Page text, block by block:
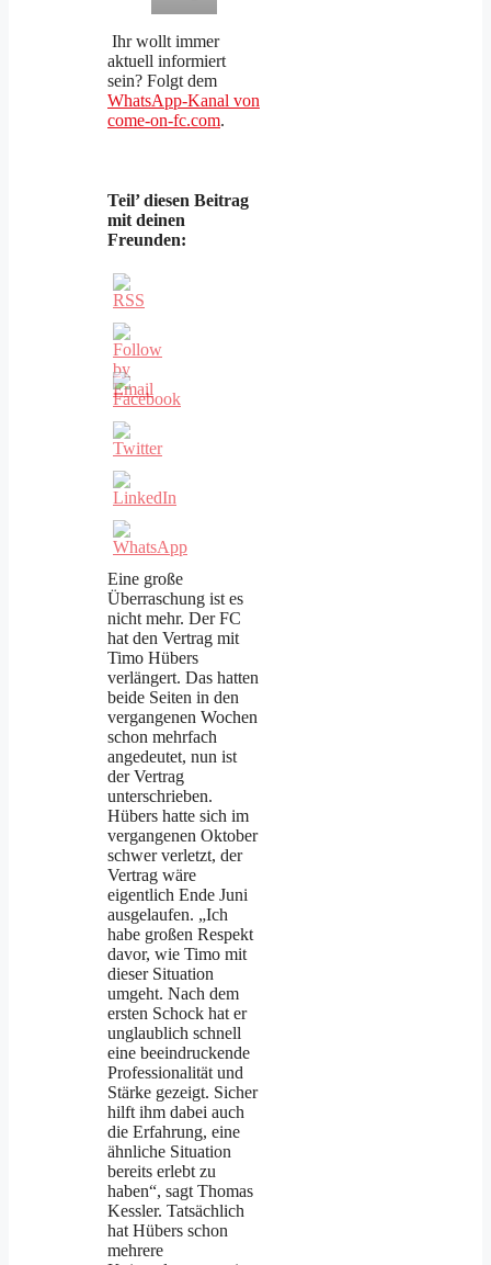
Ihr wollt immer
aktuell informiert
sein? Folgt dem
WhatsApp-Kanal von
come-on-fc.com.
Teil’ diesen Beitrag
mit deinen
Freunden:
Eine große
Überraschung ist es
nicht mehr. Der FC
hat den Vertrag mit
Timo Hübers
verlängert. Das hatten
beide Seiten in den
vergangenen Wochen
schon mehrfach
angedeutet, nun ist
der Vertrag
unterschrieben.
Hübers hatte sich im
vergangenen Oktober
schwer verletzt, der
Vertrag wäre
eigentlich Ende Juni
ausgelaufen. „Ich
habe großen Respekt
davor, wie Timo mit
dieser Situation
umgeht. Nach dem
ersten Schock hat er
unglaublich schnell
eine beeindruckende
Professionalität und
Stärke gezeigt. Sicher
hilft ihm dabei auch
die Erfahrung, eine
ähnliche Situation
bereits erlebt zu
haben“, sagt Thomas
Kessler. Tatsächlich
hat Hübers schon
mehrere